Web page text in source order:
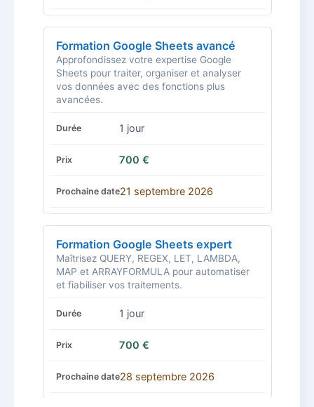
Formation Google Sheets avancé
Approfondissez votre expertise Google
Sheets pour traiter, organiser et analyser
vos données avec des fonctions plus
avancées.
1 jour
700 €
21 septembre 2026
Formation Google Sheets expert
Maîtrisez QUERY, REGEX, LET, LAMBDA,
MAP et ARRAYFORMULA pour automatiser
et fiabiliser vos traitements.
1 jour
700 €
28 septembre 2026